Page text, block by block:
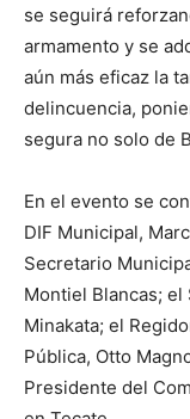
se seguirá
armamento y se
aún más eficaz la
delincuencia,
segura no solo de
En el evento se
DIF Municipal,
Secretario
Montiel Blancas;
Minakata; el
Pública, Otto
Presidente del